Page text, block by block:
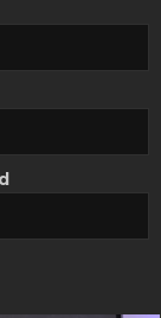
costos